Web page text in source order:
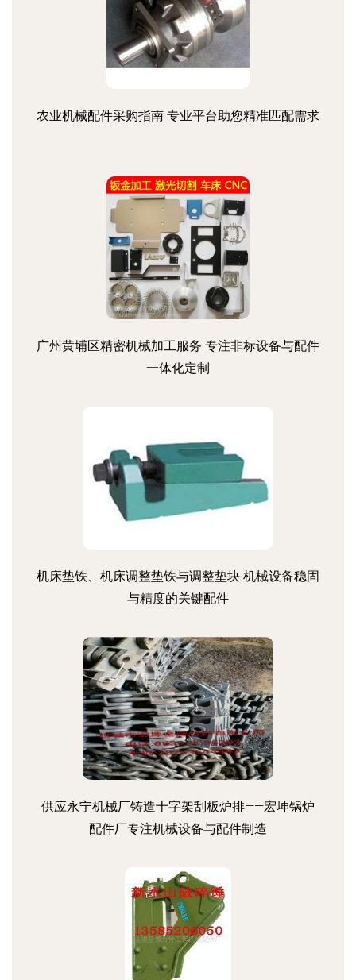
农业机械配件采购指南 专业平台助您精准匹配需求
广州黄埔区精密机械加工服务 专注非标设备与配件
一体化定制
机床垫铁、机床调整垫铁与调整垫块 机械设备稳固
与精度的关键配件
供应永宁机械厂铸造十字架刮板炉排——宏坤锅炉
配件厂专注机械设备与配件制造